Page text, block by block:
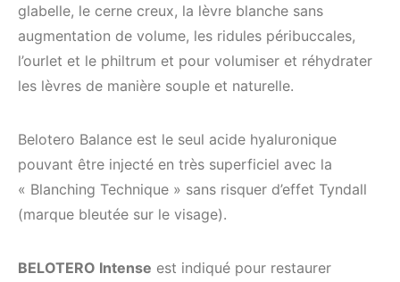
glabelle, le cerne creux, la lèvre blanche sans
augmentation de volume, les ridules péribuccales,
l’ourlet et le philtrum et pour volumiser et réhydrater
les lèvres de manière souple et naturelle.
Belotero Balance est le seul acide hyaluronique
pouvant être injecté en très superficiel avec la
« Blanching Technique » sans risquer d’effet Tyndall
(marque bleutée sur le visage).
BELOTERO Intense est indiqué pour restaurer